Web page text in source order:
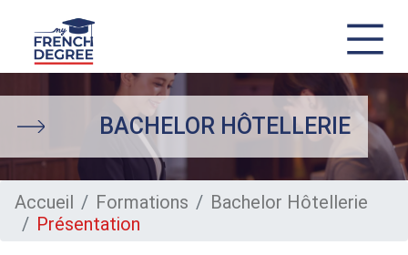
au
contenu
principal
BACHELOR HÔTELLERIE
Accueil Formations
Bachelor Hôtellerie
Présentation